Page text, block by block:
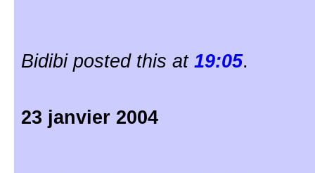
Bidibi posted this at 19:05.
23 janvier 2004